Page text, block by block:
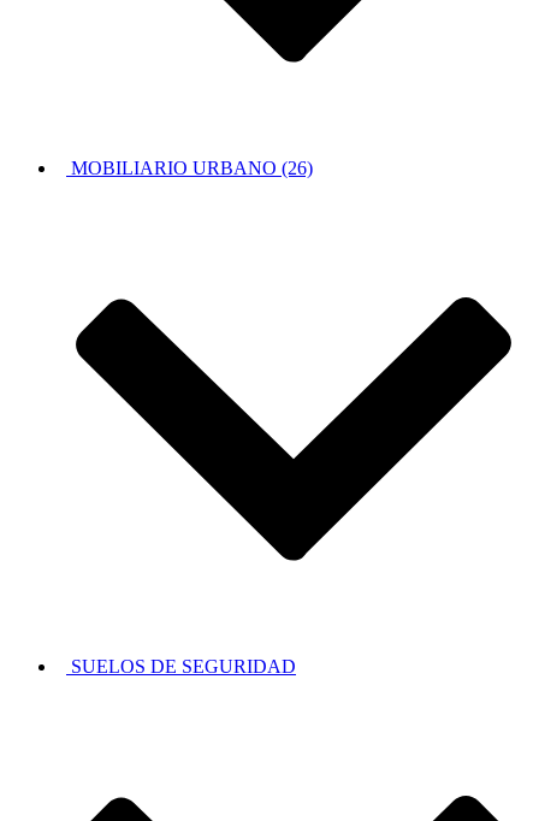
MOBILIARIO URBANO (26)
SUELOS DE SEGURIDAD